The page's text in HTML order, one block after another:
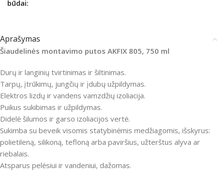
būdai:
Aprašymas
Šiaudelinės montavimo putos AKFIX 805, 750 ml
Durų ir langinių tvirtinimas ir šiltinimas.
Tarpų, įtrūkimų, jungčių ir įdubų užpildymas.
Elektros lizdų ir vandens vamzdžių izoliacija.
Puikus sukibimas ir užpildymas.
Didelė šilumos ir garso izoliacijos vertė.
Sukimba su beveik visomis statybinėmis medžiagomis, išskyrus:
polietileną, silikoną, tefloną arba paviršius, užterštus alyva ar
riebalais.
Atsparus pelėsiui ir vandeniui, dažomas.